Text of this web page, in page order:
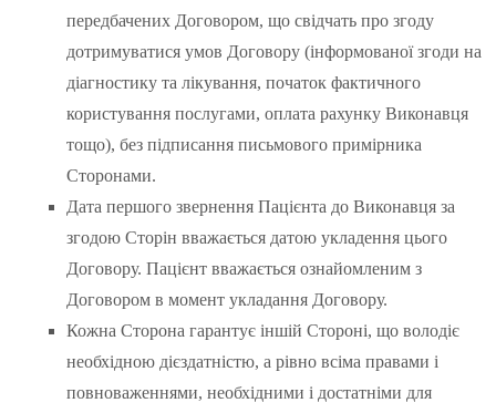
передбачених Договором, що свідчать про згоду
дотримуватися умов Договору (інформованої згоди на
діагностику та лікування, початок фактичного
користування послугами, оплата рахунку Виконавця
тощо), без підписання письмового примірника
Сторонами.
Дата першого звернення Пацієнта до Виконавця за
згодою Сторін вважається датою укладення цього
Договору. Пацієнт вважається ознайомленим з
Договором в момент укладання Договору.
Кожна Сторона гарантує іншій Стороні, що володіє
необхідною дієздатністю, а рівно всіма правами і
повноваженнями, необхідними і достатніми для